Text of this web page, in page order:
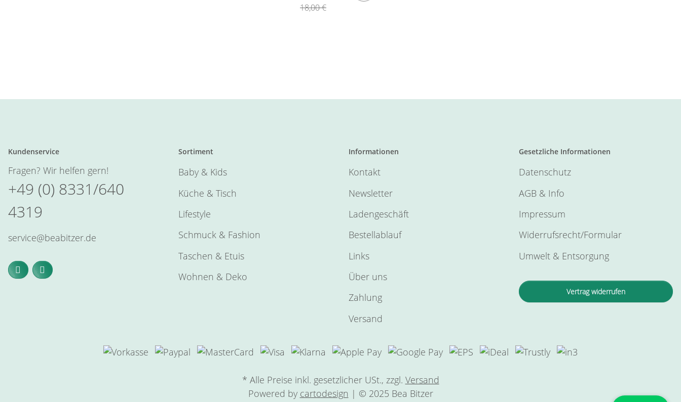
18,00 €
Kundenservice
Fragen? Wir helfen gern!
+49 (0) 8331/640
4319
service@beabitzer.de
Sortiment
Baby & Kids
Küche & Tisch
Lifestyle
Schmuck & Fashion
Taschen & Etuis
Wohnen & Deko
Informationen
Kontakt
Newsletter
Ladengeschäft
Bestellablauf
Links
Über uns
Zahlung
Versand
Gesetzliche Informationen
Datenschutz
AGB & Info
Impressum
Widerrufsrecht/Formular
Umwelt & Entsorgung
Vertrag widerrufen
* Alle Preise inkl. gesetzlicher USt., zzgl. Versand
Powered by cartodesign | © 2025 Bea Bitzer